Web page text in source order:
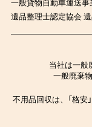
遺品整理士認定協会
当社は一般
一般廃棄
不用品回収は、「格安